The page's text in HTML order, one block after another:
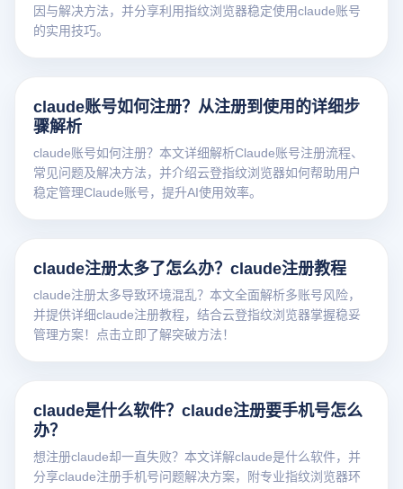
因与解决方法，并分享利用指纹浏览器稳定使用claude账号
的实用技巧。
claude账号如何注册？从注册到使用的详细步
骤解析
claude账号如何注册？本文详细解析Claude账号注册流程、
常见问题及解决方法，并介绍云登指纹浏览器如何帮助用户
稳定管理Claude账号，提升AI使用效率。
claude注册太多了怎么办？claude注册教程
claude注册太多导致环境混乱？本文全面解析多账号风险，
并提供详细claude注册教程，结合云登指纹浏览器掌握稳妥
管理方案！点击立即了解突破方法！
claude是什么软件？claude注册要手机号怎么
办？
想注册claude却一直失败？本文详解claude是什么软件，并
分享claude注册手机号问题解决方案，附专业指纹浏览器环